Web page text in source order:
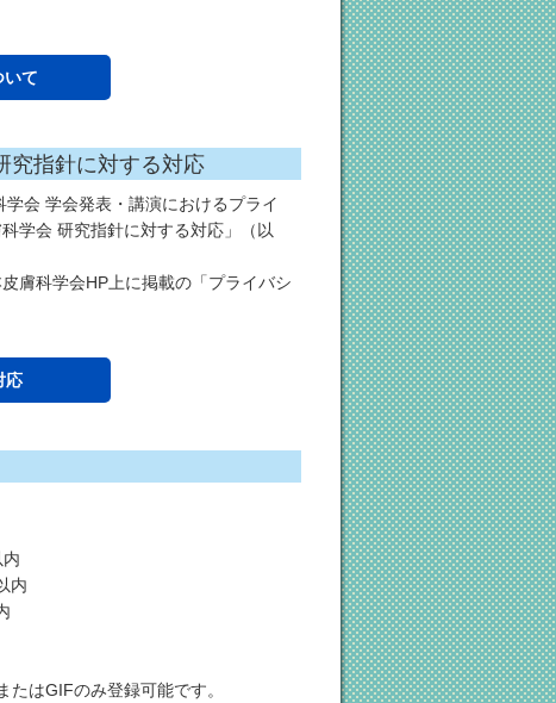
いて
究指針に対する対応
会 学会発表・講演におけるプライ
学会 研究指針に対する対応」（以
膚科学会HP上に掲載の「プライバシ
応
内
はGIFのみ登録可能です。